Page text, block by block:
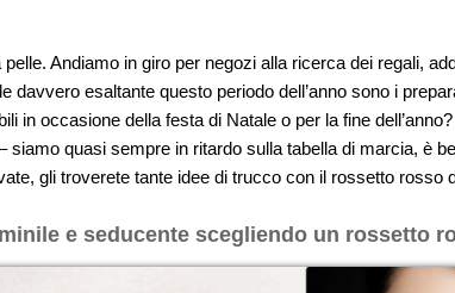
Andiamo in giro per negozi alla ricerca dei regali,
davvero esaltante questo periodo dell’anno sono i
in occasione della festa di Natale o per la fine
quasi sempre in ritardo sulla tabella di marcia, è
gli troverete tante idee di trucco con il rossetto rosso
e seducente scegliendo un rossetto